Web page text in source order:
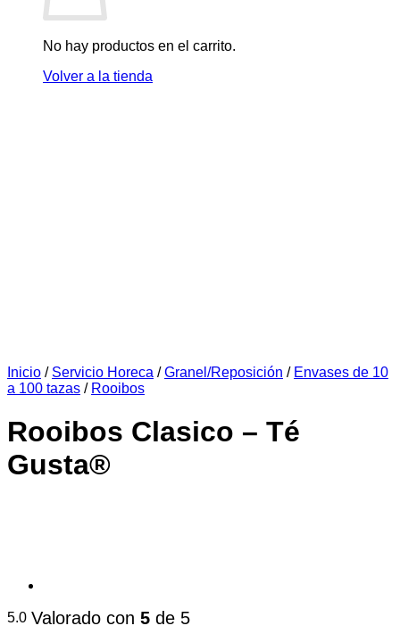
No hay productos en el carrito.
Volver a la tienda
Inicio / Servicio Horeca / Granel/Reposición / Envases de 10
a 100 tazas / Rooibos
Rooibos Clasico – Té
Gusta®
5.0 Valorado con 5 de 5